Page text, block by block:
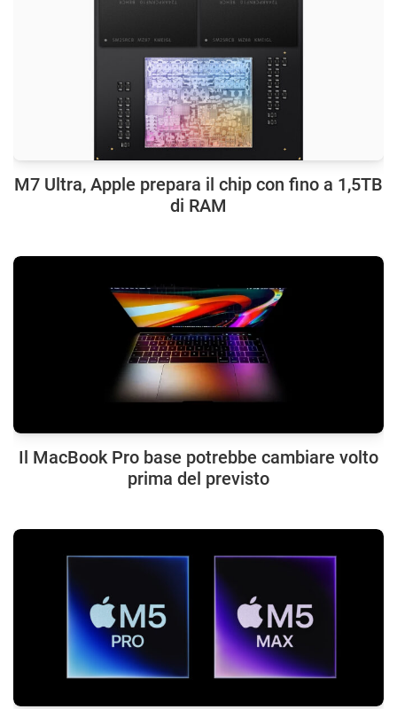
M7 Ultra, Apple prepara il chip con fino a 1,5TB
di RAM
Il MacBook Pro base potrebbe cambiare volto
prima del previsto